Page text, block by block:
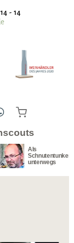
- 14
Als
Schnutentunker
unterwegs